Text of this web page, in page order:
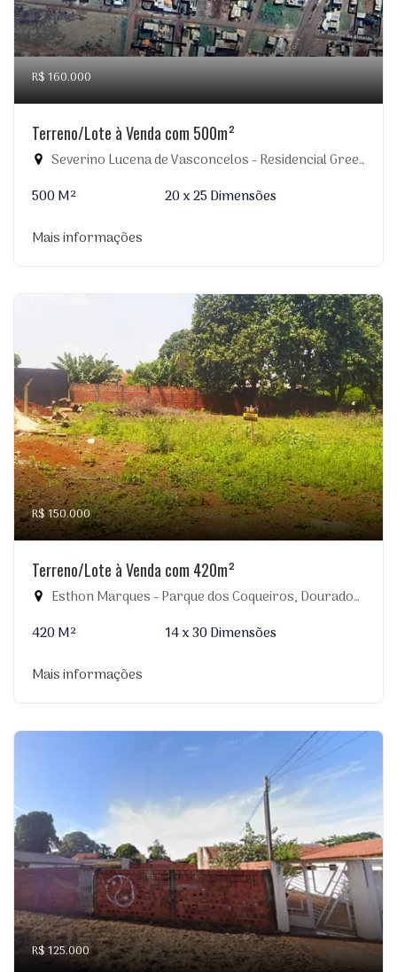
R$ 160.000
Terreno/Lote à Venda com 500m²
Severino Lucena de Vasconcelos - Residencial Greenville, Dourados-MS
500 M²
20 x 25 Dimensões
Mais informações
R$ 150.000
Terreno/Lote à Venda com 420m²
Esthon Marques - Parque dos Coqueiros, Dourados-MS
420 M²
14 x 30 Dimensões
Mais informações
R$ 125.000